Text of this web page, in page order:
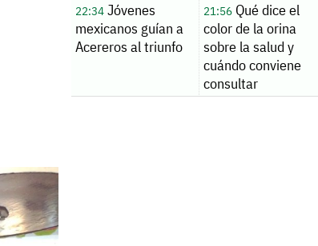
22:34 Jóvenes
mexicanos guían a
Acereros al triunfo
21:56Qué dice el
color de la orina
sobre la salud y
cuándo conviene
consultar